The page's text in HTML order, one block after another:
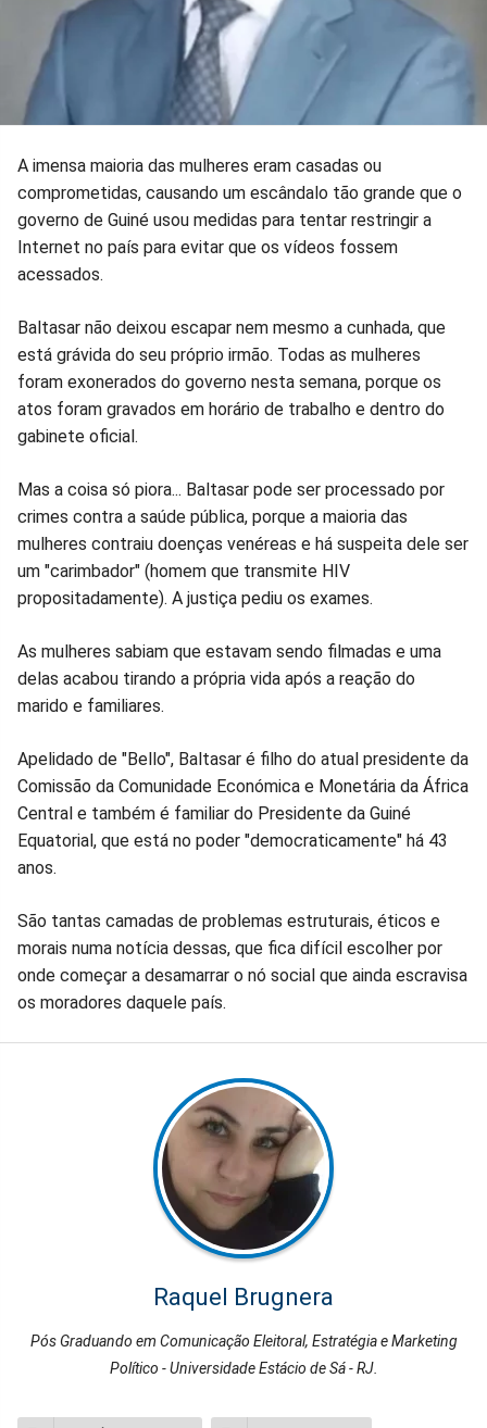
A imensa maioria das mulheres eram casadas ou
comprometidas, causando um escândalo tão grande que o
governo de Guiné usou medidas para tentar restringir a
Internet no país para evitar que os vídeos fossem
acessados.
Baltasar não deixou escapar nem mesmo a cunhada, que
está grávida do seu próprio irmão. Todas as mulheres
foram exonerados do governo nesta semana, porque os
atos foram gravados em horário de trabalho e dentro do
gabinete oficial.
Mas a coisa só piora... Baltasar pode ser processado por
crimes contra a saúde pública, porque a maioria das
mulheres contraiu doenças venéreas e há suspeita dele ser
um "carimbador" (homem que transmite HIV
propositadamente). A justiça pediu os exames.
As mulheres sabiam que estavam sendo filmadas e uma
delas acabou tirando a própria vida após a reação do
marido e familiares.
Apelidado de "Bello", Baltasar é filho do atual presidente da
Comissão da Comunidade Económica e Monetária da África
Central e também é familiar do Presidente da Guiné
Equatorial, que está no poder "democraticamente" há 43
anos.
São tantas camadas de problemas estruturais, éticos e
morais numa notícia dessas, que fica difícil escolher por
onde começar a desamarrar o nó social que ainda escravisa
os moradores daquele país.
Raquel Brugnera
Pós Graduando em Comunicação Eleitoral, Estratégia e Marketing
Político - Universidade Estácio de Sá - RJ.